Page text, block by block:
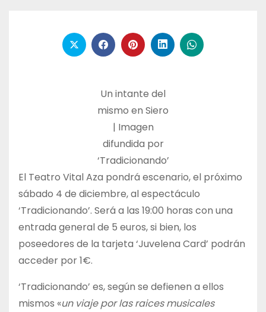
Un intante del
mismo en Siero
| Imagen
difundida por
‘Tradicionando’
El Teatro Vital Aza pondrá escenario, el próximo
sábado 4 de diciembre, al espectáculo
‘Tradicionando’. Será a las 19:00 horas con una
entrada general de 5 euros, si bien, los
poseedores de la tarjeta ‘Juvelena Card’ podrán
acceder por 1€.
‘Tradicionando’ es, según se defienen a ellos
mismos «un viaje por las raices musicales